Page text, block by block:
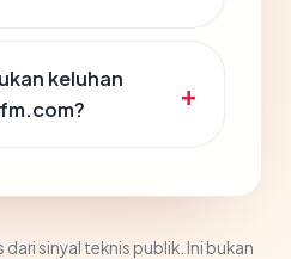
keluhan
sinyal teknis publik. Ini bukan